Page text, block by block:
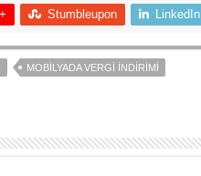
Stumbleupon LinkedIn
MOBILYADA VERGI İNDIRIMI